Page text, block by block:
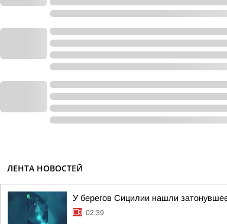
ЛЕНТА НОВОСТЕЙ
У берегов Сицилии нашли
02:39